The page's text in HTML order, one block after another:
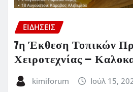
ΕΙΔΗΣΕΙΣ
7η Έκθεση Τοπικών
Χειροτεχνίας –
kimiforum Ιούλ 15,